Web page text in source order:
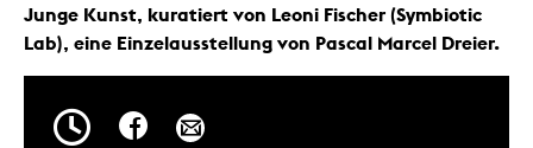
Junge Kunst, kuratiert von Leoni Fischer (Symbiotic
Lab), eine Einzelausstellung von Pascal Marcel Dreier.